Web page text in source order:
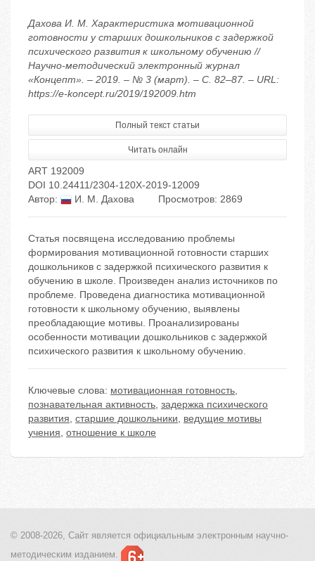
Дахова И. М. Характеристика мотивационной
готовности у старших дошкольников с задержкой
психического развития к школьному обучению //
Научно-методический электронный журнал
«Концепт». – 2019. – № 3 (март). – С. 82–87. – URL:
https://e-koncept.ru/2019/192009.htm
Полный текст статьи
Читать онлайн
ART 192009
DOI 10.24411/2304-120X-2019-12009
Автор:
И. М. Дахова Просмотров: 2869
Статья посвящена исследованию проблемы
формирования мотивационной готовности старших
дошкольников с задержкой психического развития к
обучению в школе. Произведен анализ источников по
проблеме. Проведена диагностика мотивационной
готовности к школьному обучению, выявлены
преобладающие мотивы. Проанализированы
особенности мотивации дошкольников с задержкой
психического развития к школьному обучению.
Ключевые слова: мотивационная готовность,
познавательная активность, задержка психического
развития, старшие дошкольники, ведущие мотивы
учения, отношение к школе
© 2008-2026, Сайт является официальным электронным научно-
методическим изданием.